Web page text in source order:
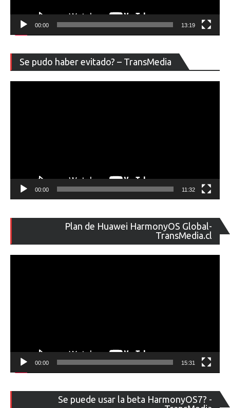
00:00 13:19
Se pudo haber evitado? – TransMedia
de
00:00 11:32
Plan de Huawei HarmonyOS Global-
TransMedia.cl
de
00:00 15:31
Se puede usar la beta HarmonyOS7? -